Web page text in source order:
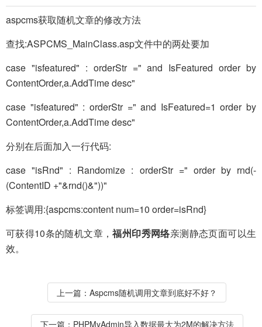
aspcms获取随机文章的修改方法
查找:ASPCMS_MainClass.asp文件中的两处要加
case "isfeatured" : orderStr =" and IsFeatured order by
ContentOrder,a.AddTime desc"
case "isfeatured" : orderStr =" and IsFeatured=1 order by
ContentOrder,a.AddTime desc"
分别在后面加入一行代码:
case "isRnd" : Randomize : orderStr =" order by rnd(-
(ContentID +"&rnd()&"))"
标签调用:{aspcms:content num=10 order=isRnd}
可获得10条的随机文章，福州印秀网络亲测静态页面可以生
效。
上一篇： Aspcms随机调用文章到底好不好？
下一篇： PHPMyAdmin导入数据最大为2M的解决方法